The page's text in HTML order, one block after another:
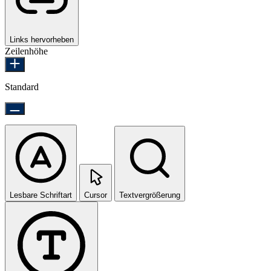
Links hervorheben
Zeilenhöhe
Standard
Lesbare Schriftart Cursor Textvergrößerung